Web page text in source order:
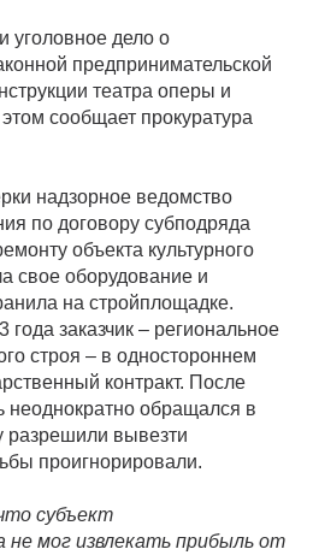
уголовное дело о
предпринимательской
театра оперы и
сообщает прокуратура
надзорное ведомство
по договору субподряда
объекта культурного
свое оборудование и
на стройплощадке.
заказчик – региональное
строя – в одностороннем
контракт. После
неоднократно обращался в
разрешили вывезти
проигнорировали.
субъект
не мог извлекать прибыль от